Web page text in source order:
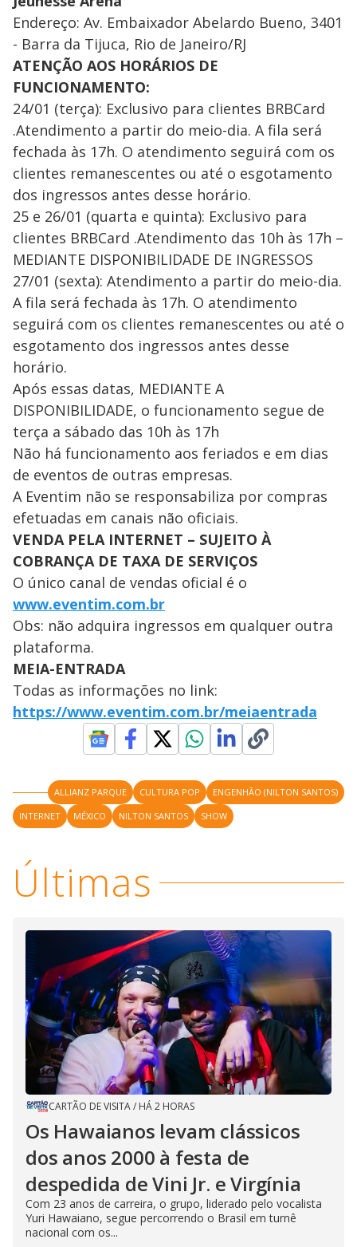
Endereço: Av. Embaixador Abelardo Bueno, 3401
- Barra da Tijuca, Rio de Janeiro/RJ
ATENÇÃO AOS HORÁRIOS DE
FUNCIONAMENTO:
24/01 (terça): Exclusivo para clientes BRBCard
.Atendimento a partir do meio-dia. A fila será
fechada às 17h. O atendimento seguirá com os
clientes remanescentes ou até o esgotamento
dos ingressos antes desse horário.
25 e 26/01 (quarta e quinta): Exclusivo para
clientes BRBCard .Atendimento das 10h às 17h –
MEDIANTE DISPONIBILIDADE DE INGRESSOS
27/01 (sexta): Atendimento a partir do meio-dia.
A fila será fechada às 17h. O atendimento
seguirá com os clientes remanescentes ou até o
esgotamento dos ingressos antes desse
horário.
Após essas datas, MEDIANTE A
DISPONIBILIDADE, o funcionamento segue de
terça a sábado das 10h às 17h
Não há funcionamento aos feriados e em dias
de eventos de outras empresas.
A Eventim não se responsabiliza por compras
efetuadas em canais não oficiais.
VENDA PELA INTERNET – SUJEITO À
COBRANÇA DE TAXA DE SERVIÇOS
O único canal de vendas oficial é o
www.eventim.com.br
Obs: não adquira ingressos em qualquer outra
plataforma.
MEIA-ENTRADA
Todas as informações no link:
https://www.eventim.com.br/meiaentrada
ALLIANZ PARQUE CULTURA POP
ENGENHÃO (NILTON SANTOS)
INTERNET
MÉXICO NILTON SANTOS SHOW
Últimas
CARTÃO DE VISITA/ HÁ 2 HORAS
Os Hawaianos levam clássicos
dos anos 2000 à festa de
despedida de Vini Jr. e Virgínia
Com 23 anos de carreira, o grupo, liderado pelo vocalista
Yuri Hawaiano, segue percorrendo o Brasil em turnê
nacional com os...